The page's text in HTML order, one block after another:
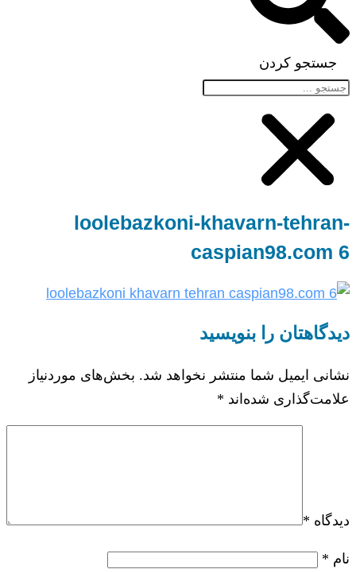
جستجو کردن
loolebazkoni-khavarn-tehran-
caspian98.com 6
دیدگاهتان را بنویسید
نشانی ایمیل شما منتشر نخواهد شد. بخش‌های موردنیاز
علامت‌گذاری شده‌اند *
دیدگاه *
نام *